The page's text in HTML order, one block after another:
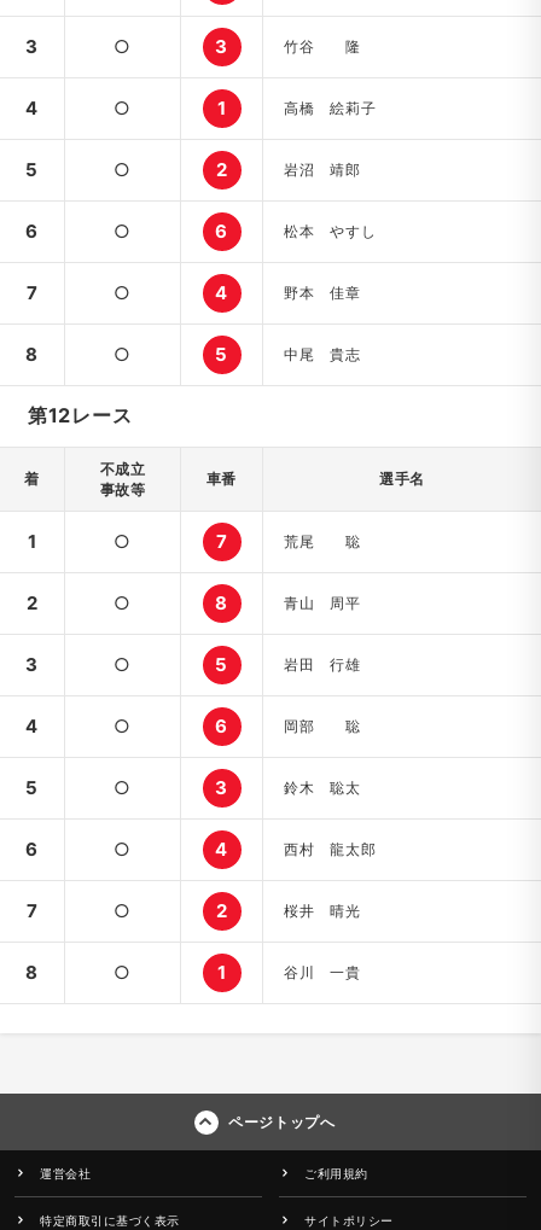
3 ○ 3 竹谷 隆
4 ○ 1 高橋 絵莉子
5 ○ 2 岩沼 靖郎
6 ○ 6 松本 やすし
7 ○ 4 野本 佳章
8 ○ 5 中尾 貴志
第12レース
着
不成立
事故等
車番 選手名
1 ○ 7 荒尾 聡
2 ○ 8 青山 周平
3 ○ 5 岩田 行雄
4 ○ 6 岡部 聡
5 ○ 3 鈴木 聡太
6 ○ 4 西村 龍太郎
7 ○ 2 桜井 晴光
8 ○ 1 谷川 一貴
ページトップへ
運営会社 ご利用規約
特定商取引に基づく表示 サイトポリシー